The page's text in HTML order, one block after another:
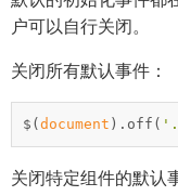
户可以自行关闭。
关闭所有默认事件：
$( document ).off(
关闭特定组件的默认